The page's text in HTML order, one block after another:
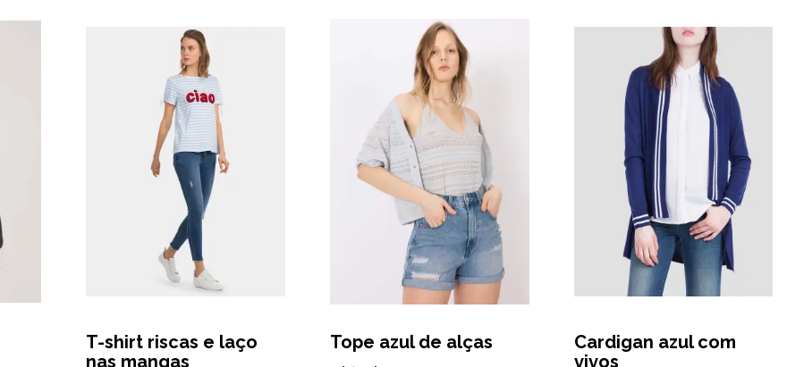
T-shirt riscas e laço
nas mangas
Tope azul de alças
Cardigan azul com
vivos